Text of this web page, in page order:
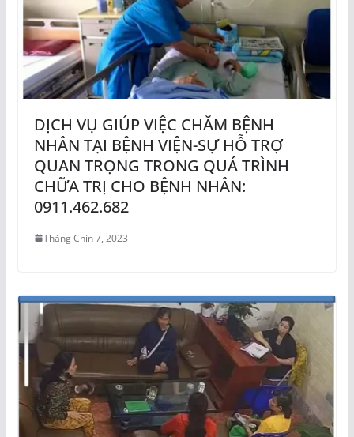
DỊCH VỤ GIÚP VIỆC CHĂM BỆNH
NHÂN TẠI BỆNH VIỆN-SỰ HỖ TRỢ
QUAN TRỌNG TRONG QUÁ TRÌNH
CHỮA TRỊ CHO BỆNH NHÂN:
0911.462.682
Tháng Chín 7, 2023